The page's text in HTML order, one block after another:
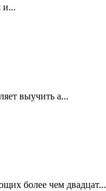
и...
выучить а...
более чем двадцат...